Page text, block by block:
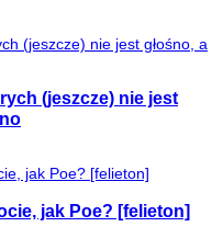
(jeszcze) nie jest
jak Poe? [felieton]